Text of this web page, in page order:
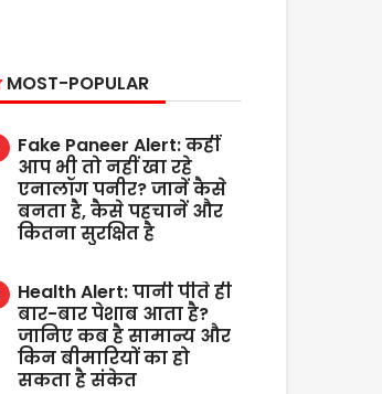
MOST-POPULAR
Fake Paneer Alert: कहीं
आप भी तो नहीं खा रहे
एनालॉग पनीर? जानें कैसे
बनता है, कैसे पहचानें और
कितना सुरक्षित है
Health Alert: पानी पीते ही
बार-बार पेशाब आता है?
जानिए कब है सामान्य और
किन बीमारियों का हो
सकता है संकेत